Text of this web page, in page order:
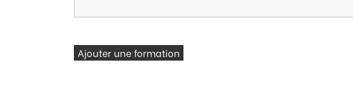
Ajouter une formation